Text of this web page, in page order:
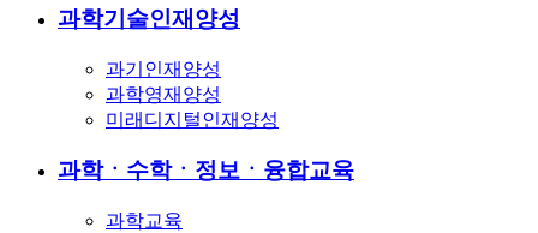
과학기술인재양성
과기인재양성
과학영재양성
미래디지털인재양성
과학ㆍ수학ㆍ정보ㆍ융합교육
과학교육